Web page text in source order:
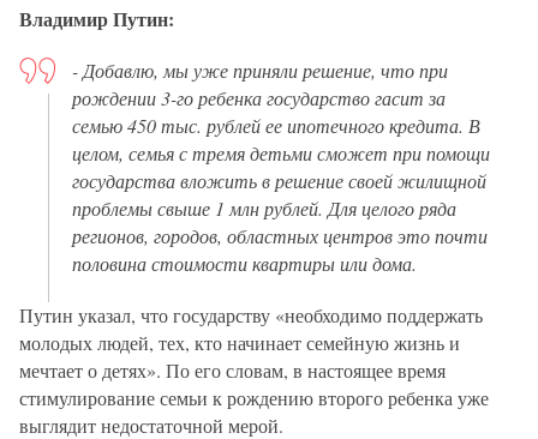
Владимир Путин:
- Добавлю, мы уже приняли решение, что при
рождении 3-го ребенка государство гасит за
семью 450 тыс. рублей ее ипотечного кредита. В
целом, семья с тремя детьми сможет при помощи
государства вложить в решение своей жилищной
проблемы свыше 1 млн рублей. Для целого ряда
регионов, городов, областных центров это почти
половина стоимости квартиры или дома.
Путин указал, что государству «необходимо поддержать
молодых людей, тех, кто начинает семейную жизнь и
мечтает о детях». По его словам, в настоящее время
стимулирование семьи к рождению второго ребенка уже
выглядит недостаточной мерой.